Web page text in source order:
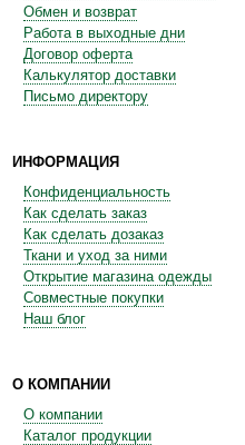
Обмен и возврат
Работа в выходные дни
Договор оферта
Калькулятор доставки
Письмо директору
ИНФОРМАЦИЯ
Конфиденциальность
Как сделать заказ
Как сделать дозаказ
Ткани и уход за ними
Открытие магазина одежды
Совместные покупки
Наш блог
О КОМПАНИИ
О компании
Каталог продукции